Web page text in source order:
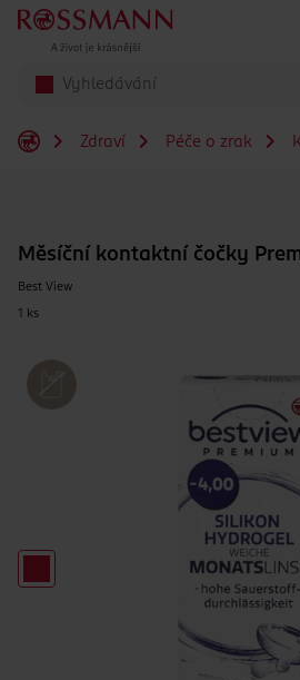
Přeskočit na hlavmní obsah
Zdraví Péče o zrak
Měsíční kontaktní čočky
Best View
1 ks